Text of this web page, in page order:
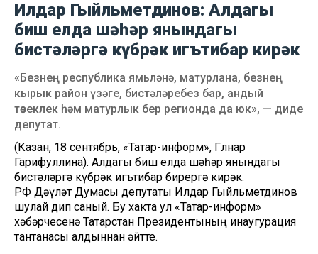
Илдар Гыйльметдинов: Алдагы
биш елда шәһәр янындагы
бистәләргә күбрәк игътибар кирәк
«Безнең республика ямьләнә, матурлана, безнең
кырык район үзәге, бистәләребез бар, андый
төзеклек һәм матурлык бер регионда да юк», — диде
депутат.
(Казан, 18 сентябрь, «Татар-информ», Гөлнар
Гарифуллина). Алдагы биш елда шәһәр янындагы
бистәләргә күбрәк игътибар бирергә кирәк.
РФ Дәүләт Думасы депутаты Илдар Гыйльметдинов
шулай дип саный. Бу хакта ул «Татар-информ»
хәбәрчесенә Татарстан Президентының инаугурация
тантанасы алдыннан әйтте.